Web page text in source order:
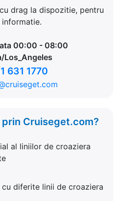
drag la dispozitie, pentru
00:00 - 08:00
Los_Angeles
631 1770
Cruiseget.com?
al liniilor de croaziera
diferite linii de croaziera